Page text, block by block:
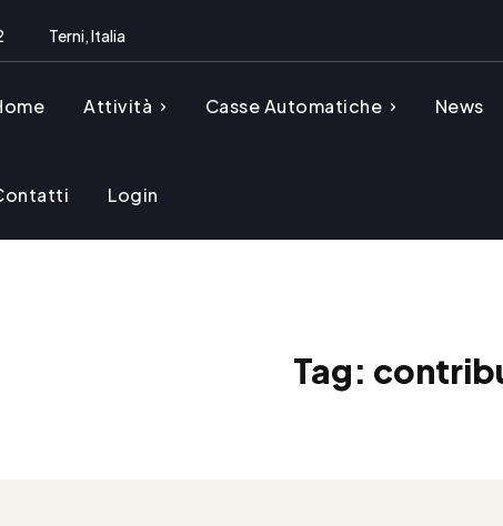
Terni, Italia
Attività Casse Automatiche News
Login
Tag: